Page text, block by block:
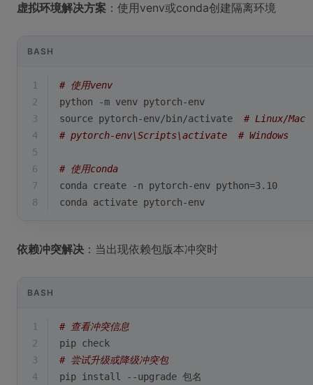
虚拟环境解决方案 ：使用venv或conda创建隔离环境
BASH
1
# 使用venv
2
python -m venv pytorch-env
3
source pytorch-env/bin/activate # Linux/Mac
4
# pytorch-env\Scripts\activate  # Windows
5
6
# 使用conda
7
conda create -n pytorch-env python=3.10
8
conda activate pytorch-env
依赖冲突解决 ：当出现依赖包版本冲突时
BASH
1
# 查看冲突信息
2
pip check
3
# 尝试升级或降级冲突包
4
pip install --upgrade 包名